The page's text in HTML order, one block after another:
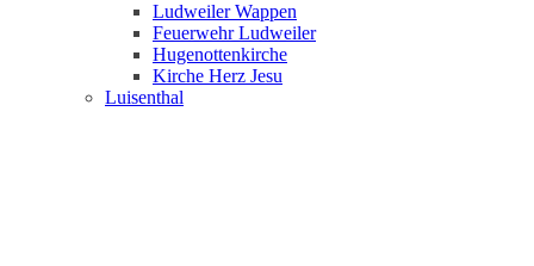
Ludweiler Wappen
Feuerwehr Ludweiler
Hugenottenkirche
Kirche Herz Jesu
Luisenthal